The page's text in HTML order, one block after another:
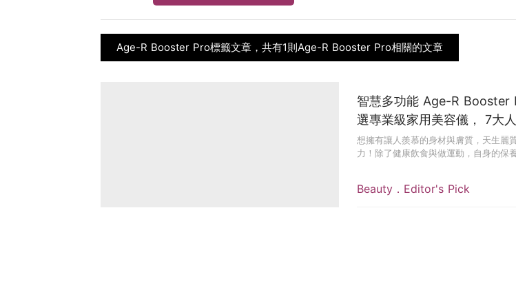
Age-R Booster Pro標籤文章，共有1則Age-R Booster Pro相關的文章
Beauty．Editor's Pick
智慧多功能 Age-R Booster
選專業級家用美容儀， 7大
塑造完美肌膚及體態！
想擁有讓人羨慕的身材與膚質，天生麗
力！除了健康飲食與做運動，自身的保